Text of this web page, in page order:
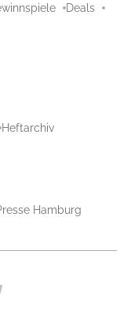
Deals
Heftarchiv
Hamburg